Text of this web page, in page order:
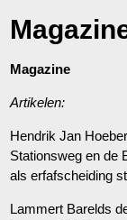
Magazine
Artikelen:
Hendrik Jan
Stationsweg en de
als erfafscheiding
Lammert Barelds